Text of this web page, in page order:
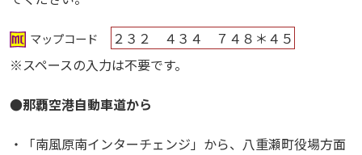
マップコード
２３２ ４３４ ７４８＊４５
※スペースの入力は不要です。
●那覇空港自動車道から
・「南風原南インターチェンジ」から、八重瀬町役場方面